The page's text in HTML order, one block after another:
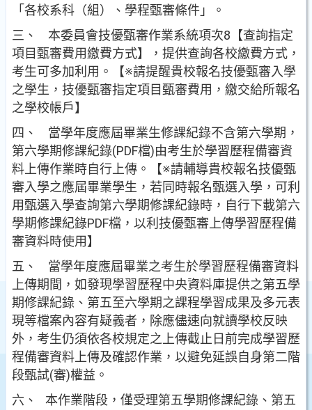
「各校系科（組）、學程甄審條件」。
三、 本委員會技優甄審作業系統項次8【查詢指定
項目甄審費用繳費方式】，提供查詢各校繳費方式，
考生可多加利用。【※請提醒貴校報名技優甄審入學
之學生，技優甄審指定項目甄審費用，繳交給所報名
之學校帳戶】
四、 當學年度應屆畢業生修課紀錄不含第六學期，
第六學期修課紀錄(PDF檔)由考生於學習歷程備審資
料上傳作業時自行上傳。【※請輔導貴校報名技優甄
審入學之應屆畢業學生，若同時報名甄選入學，可利
用甄選入學查詢第六學期修課紀錄時，自行下載第六
學期修課紀錄PDF檔，以利技優甄審上傳學習歷程備
審資料時使用】
五、 當學年度應屆畢業之考生於學習歷程備審資料
上傳期間，如發現學習歷程中央資料庫提供之第五學
期修課紀錄、第五至六學期之課程學習成果及多元表
現等檔案內容有疑義者，除應儘速向就讀學校反映
外，考生仍須依各校規定之上傳截止日前完成學習歷
程備審資料上傳及確認作業，以避免延誤自身第二階
段甄試(審)權益。
六、 本作業階段，僅受理第五學期修課紀錄、第五